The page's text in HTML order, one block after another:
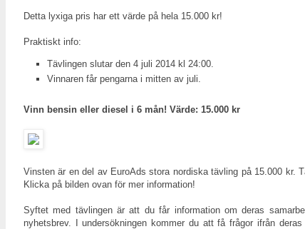
Detta lyxiga pris har ett värde på hela 15.000 kr!
Praktiskt info:
Tävlingen slutar den 4 juli 2014 kl 24:00.
Vinnaren får pengarna i mitten av juli.
Vinn bensin eller diesel i 6 mån! Värde: 15.000 kr
Vinsten är en del av EuroAds stora nordiska tävling på 15.000 kr.
Klicka på bilden ovan för mer information!
Syftet med tävlingen är att du får information om deras
nyhetsbrev. I undersökningen kommer du att få frågor ifrån